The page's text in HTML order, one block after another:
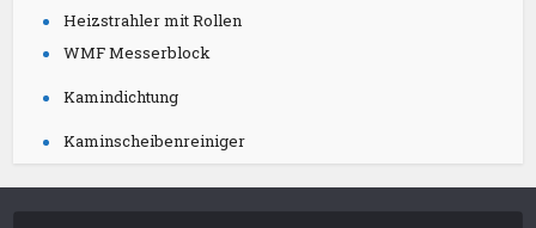
Heizstrahler mit Rollen
WMF Messerblock
Kamindichtung
Kaminscheibenreiniger